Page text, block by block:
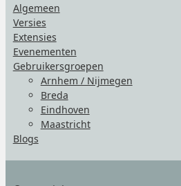
Algemeen
Versies
Extensies
Evenementen
Gebruikersgroepen
Arnhem / Nijmegen
Breda
Eindhoven
Maastricht
Blogs